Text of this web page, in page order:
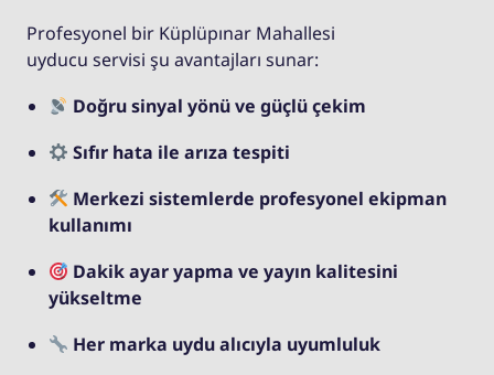
Profesyonel bir Küplüpınar Mahallesi
uyducu servisi şu avantajları sunar:
Doğru sinyal yönü ve güçlü çekim
Sıfır hata ile arıza tespiti
Merkezi sistemlerde profesyonel ekipman
kullanımı
Dakik ayar yapma ve yayın kalitesini
yükseltme
Her marka uydu alıcıyla uyumluluk